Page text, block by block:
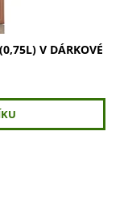
V DÁRKOVÉ